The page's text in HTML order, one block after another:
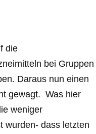
die
bei Gruppen
Daraus nun einen
gewagt. Was hier
weniger
wurden- dass letzten